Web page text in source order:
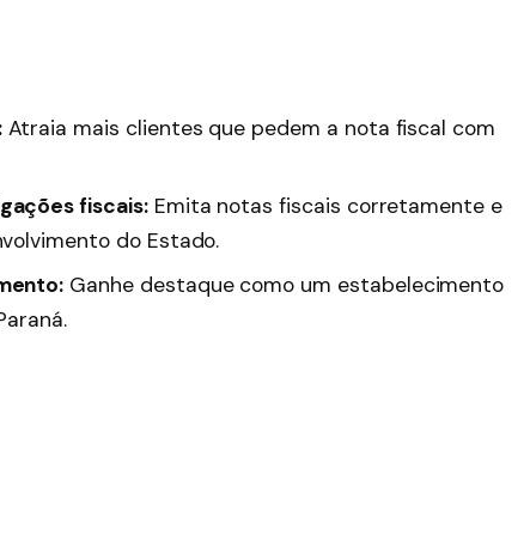
Atraia mais clientes que pedem a nota fiscal com
fiscais:Emita notas fiscais corretamente e
do Estado.
Ganhe destaque como um estabelecimento